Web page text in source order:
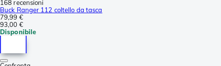
168 recensioni
Buck Ranger 112 coltello da tasca
79,99 €
93,00 €
Disponibile